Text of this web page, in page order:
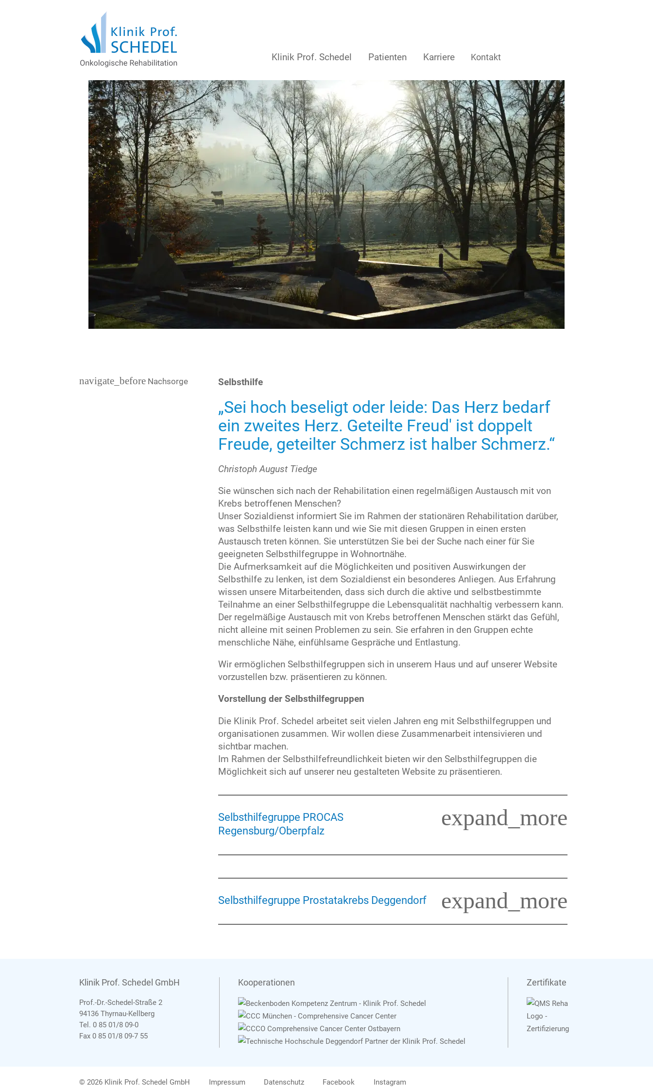
Klinik Prof. Schedel Patienten Karriere Kontakt
navigate_before Nachsorge Selbsthilfe
„Sei hoch beseligt oder leide: Das Herz bedarf
ein zweites Herz. Geteilte Freud' ist doppelt
Freude, geteilter Schmerz ist halber Schmerz.“
Christoph August Tiedge
Sie wünschen sich nach der Rehabilitation einen regelmäßigen Austausch mit von
Krebs betroffenen Menschen?
Unser Sozialdienst informiert Sie im Rahmen der stationären Rehabilitation darüber,
was Selbsthilfe leisten kann und wie Sie mit diesen Gruppen in einen ersten
Austausch treten können. Sie unterstützen Sie bei der Suche nach einer für Sie
geeigneten Selbsthilfegruppe in Wohnortnähe.
Die Aufmerksamkeit auf die Möglichkeiten und positiven Auswirkungen der
Selbsthilfe zu lenken, ist dem Sozialdienst ein besonderes Anliegen. Aus Erfahrung
wissen unsere Mitarbeitenden, dass sich durch die aktive und selbstbestimmte
Teilnahme an einer Selbsthilfegruppe die Lebensqualität nachhaltig verbessern kann.
Der regelmäßige Austausch mit von Krebs betroffenen Menschen stärkt das Gefühl,
nicht alleine mit seinen Problemen zu sein. Sie erfahren in den Gruppen echte
menschliche Nähe, einfühlsame Gespräche und Entlastung.
Wir ermöglichen Selbsthilfegruppen sich in unserem Haus und auf unserer Website
vorzustellen bzw. präsentieren zu können.
Vorstellung der Selbsthilfegruppen
Die Klinik Prof. Schedel arbeitet seit vielen Jahren eng mit Selbsthilfegruppen und
organisationen zusammen. Wir wollen diese Zusammenarbeit intensivieren und
sichtbar machen.
Im Rahmen der Selbsthilfefreundlichkeit bieten wir den Selbsthilfegruppen die
Möglichkeit sich auf unserer neu gestalteten Website zu präsentieren.
Selbsthilfegruppe PROCAS
Regensburg/Oberpfalz
expand_more
Selbsthilfegruppe Prostatakrebs Deggendorf expand_more
Klinik Prof. Schedel GmbH
Prof.-Dr.-Schedel-Straße 2
94136 Thyrnau-Kellberg
Tel. 0 85 01/8 09-0
Fax 0 85 01/8 09-7 55
Kooperationen Zertifikate
© 2026 Klinik Prof. Schedel GmbH Impressum Datenschutz Facebook Instagram